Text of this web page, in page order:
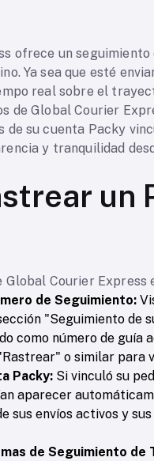
ofrece un
Ya sea que esté
real sobre el
de Global Courier
su cuenta Packy
y tranquilidad
un
Global Courier
de Seguimiento:
"Seguimiento de
como número de guía
o similar para
Packy: Si vinculó su
aparecer
sus envíos activos y
de Seguimiento de